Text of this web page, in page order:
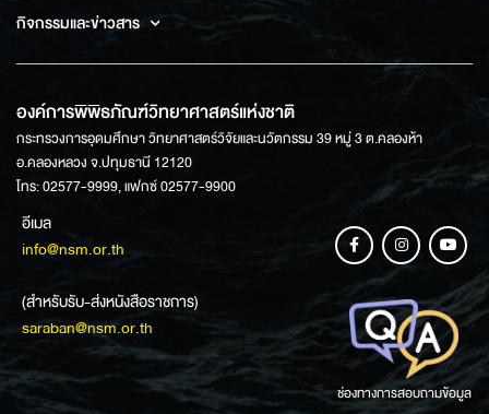
กิจกรรมและข่าวสาร
องค์การพิพิธภัณฑ์วิทยาศาสตร์แห่งชาติ
กระทรวงการอุดมศึกษา วิทยาศาสตร์วิจัยและนวัตกรรม 39 หมู่ 3 ต.คลองห้า
อ.คลองหลวง จ.ปทุมธานี 12120
โทร: 02577-9999, แฟกซ์ 02577-9900
อีเมล
info@nsm.or.th
(สำหรับรับ-ส่งหนังสือราชการ)
saraban@nsm.or.th
ช่องทางการสอบถามข้อมูล